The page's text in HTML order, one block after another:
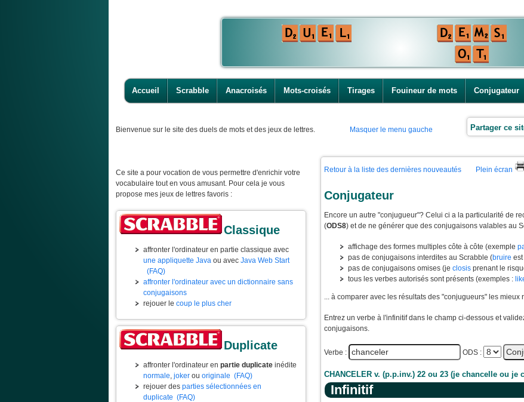
Accueil Scrabble Anacroisés Mots-croisés Tirages Fouineur de mots Conjugateur
Bienvenue sur le site des duels de mots et des jeux de lettres. Masquer le menu gauche Partager ce
Ce site a pour vocation de vous permettre d'enrichir votre
vocabulaire tout en vous amusant. Pour cela je vous
propose mes jeux de lettres favoris :
Classique
affronter l'ordinateur en partie classique avec
une appliquette Java ou avec Java Web Start
(FAQ)
affronter l'ordinateur avec un dictionnaire sans
conjugaisons
rejouer le coup le plus cher
Duplicate
affronter l'ordinateur en partie duplicate inédite
normale, joker ou originale (FAQ)
rejouer des parties sélectionnées en
duplicate (FAQ)
Retour à la liste des dernières nouveautés Plein écran
Conjugateur
Encore un autre "conjugueur"? Celui ci a la particularité de
(ODS8) et de ne générer que des conjugaisons valables au
affichage des formes multiples côte à côte (exemple
pas de conjugaisons interdites au Scrabble (bruire
pas de conjugaisons omises (je closis prenant le
tous les verbes autorisés sont présents (exemples :
... à comparer avec les résultats des "conjugueurs" les mieux
Entrez un verbe à l'infinitif dans le champ ci-dessous et
conjugaisons.
Verbe : ODS :
CHANCELER v. (p.p.inv.) 22 ou 23 (je chancelle ou je
Infinitif